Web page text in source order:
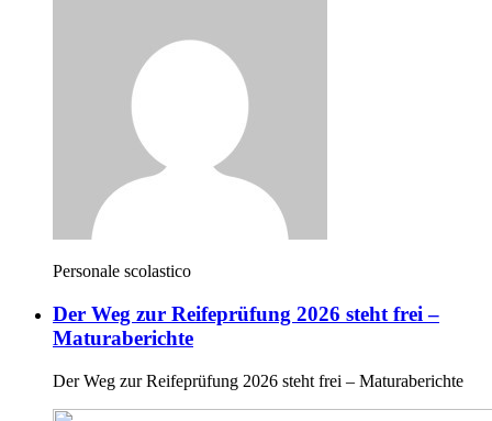
Personale scolastico
Der Weg zur Reifeprüfung 2026 steht frei –
Maturaberichte
Der Weg zur Reifeprüfung 2026 steht frei – Maturaberichte